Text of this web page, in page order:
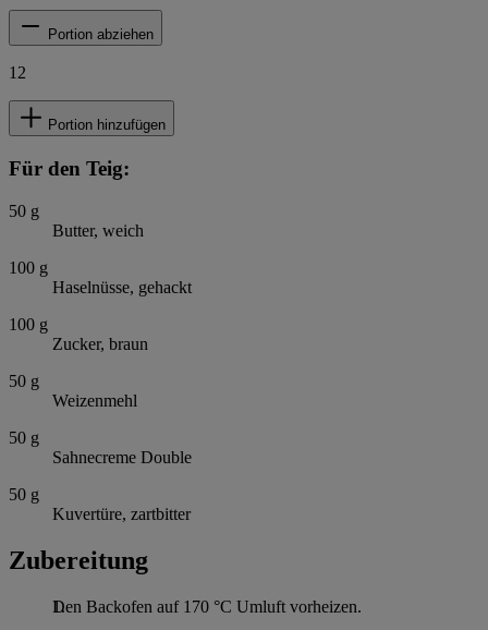
Portion abziehen
12
Portion hinzufügen
Für den Teig:
50 g
Butter, weich
100 g
Haselnüsse, gehackt
100 g
Zucker, braun
50 g
Weizenmehl
50 g
Sahnecreme Double
50 g
Kuvertüre, zartbitter
Zubereitung
Den Backofen auf 170 °C Umluft vorheizen.